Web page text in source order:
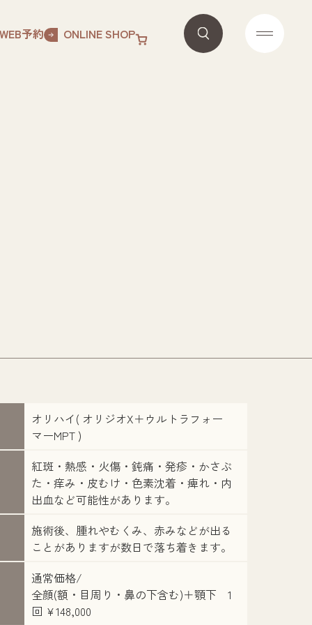
WEB予約 ONLINE SHOP
オリハイ( オリジオX＋ウルトラフォー
マーMPT )
紅斑・熱感・火傷・鈍痛・発疹・かさぶ
た・痒み・皮むけ・色素沈着・痺れ・内
出血など可能性があります。
施術後、腫れやむくみ、赤みなどが出る
ことがありますが数日で落ち着きます。
通常価格/
全顔(額・目周り・鼻の下含む)＋顎下 1
回 ¥148,000